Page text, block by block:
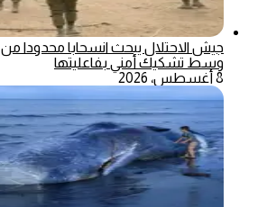
جيش الاحتلال يبحث انسحابا محدودا
وسط تشكيك أمني بفاعليتها
8 أغسطس، 2026